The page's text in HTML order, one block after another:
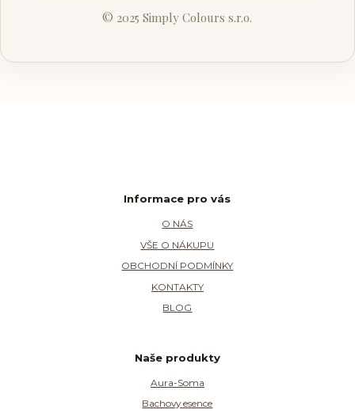
© 2025 Simply Colours s.r.o.
Informace pro vás
O NÁS
VŠE O NÁKUPU
OBCHODNÍ PODMÍNKY
KONTAKTY
BLOG
Naše produkty
Aura-Soma
Bachovy esence